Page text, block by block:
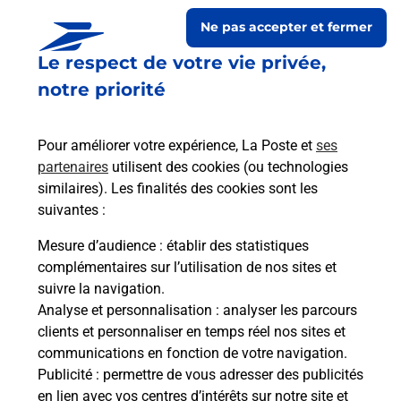
Le respect de votre vie privée,
notre priorité
Pour améliorer votre expérience, La Poste et ses
partenaires utilisent des cookies (ou technologies
similaires). Les finalités des cookies sont les
suivantes :
Mesure d’audience : établir des statistiques
complémentaires sur l’utilisation de nos sites et
suivre la navigation.
Analyse et personnalisation : analyser les parcours
clients et personnaliser en temps réel nos sites et
communications en fonction de votre navigation.
Publicité : permettre de vous adresser des publicités
en lien avec vos centres d’intérêts sur notre site et
Ne pas accepter et fermer
Prochaine collecte du courrierlundià 09h30
Route De Saint Araille
31370 Montastruc Saves
Itinéraire
Le lien s'ouvre dans un nouvel onglet